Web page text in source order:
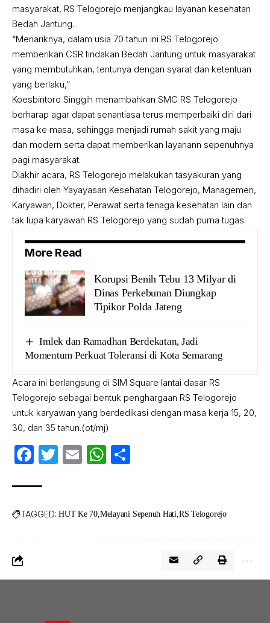
masyarakat, RS Telogorejo menjangkau layanan kesehatan
Bedah Jantung.
“Menariknya, dalam usia 70 tahun ini RS Telogorejo
memberikan CSR tindakan Bedah Jantung untuk masyarakat
yang membutuhkan, tentunya dengan syarat dan ketentuan
yang berlaku,”
Koesbintoro Singgih menambahkan SMC RS Telogorejo
berharap agar dapat senantiasa terus memperbaiki diri dari
masa ke masa, sehingga menjadi rumah sakit yang maju
dan modern serta dapat memberikan layanann sepenuhnya
pagi masyarakat.
Diakhir acara, RS Telogorejo melakukan tasyakuran yang
dihadiri oleh Yayayasan Kesehatan Telogorejo, Managemen,
Karyawan, Dokter, Perawat serta tenaga kesehatan lain dan
tak lupa karyawan RS Telogorejo yang sudah purna tugas.
More Read
Korupsi Benih Tebu 13 Milyar di
Dinas Perkebunan Diungkap
Tipikor Polda Jateng
Imlek dan Ramadhan Berdekatan, Jadi
Momentum Perkuat Toleransi di Kota Semarang
Acara ini berlangsung di SIM Square lantai dasar RS
Telogorejo sebagai bentuk penghargaan RS Telogorejo
untuk karyawan yang berdedikasi dengan masa kerja 15, 20,
30, dan 35 tahun.(ot/mj)
Facebook
Twitter
EmailWhatsApp
TAGGED: HUT Ke 70 Melayani Sepenuh Hati RS Telogorejo